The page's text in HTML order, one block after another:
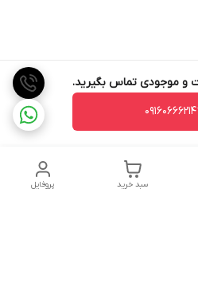
و موجودی تماس بگیرید.
09160666214
پروفایل سبد خرید